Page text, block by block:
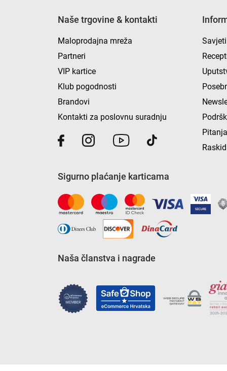
Naše trgovine & kontakti
Maloprodajna mreža
Partneri
VIP kartice
Klub pogodnosti
Brandovi
Kontakti za poslovnu suradnju
Sigurno plaćanje karticama
Naša članstva i nagrade